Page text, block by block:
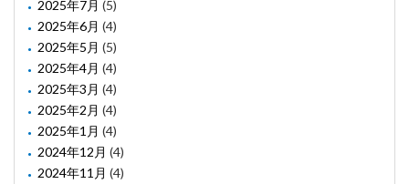
2025年7月 (5)
2025年6月 (4)
2025年5月 (5)
2025年4月 (4)
2025年3月 (4)
2025年2月 (4)
2025年1月 (4)
2024年12月 (4)
2024年11月 (4)